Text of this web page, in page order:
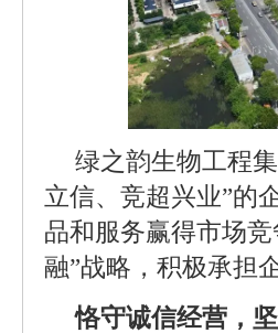
绿之韵生物工程
立信、竞超兴业”的
品和服务赢得市场
融”战略，积极承担
恪守诚信经营，